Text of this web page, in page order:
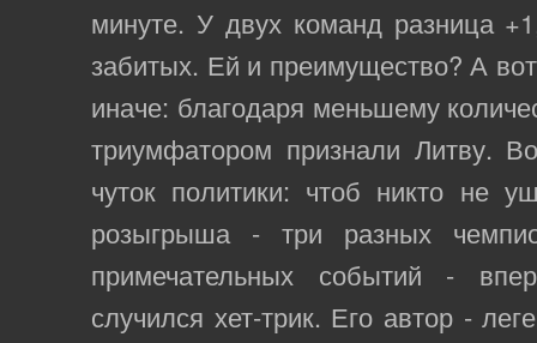
минуте. У двух команд разница
забитых. Ей и преимущество? А
иначе: благодаря меньшему
триумфатором признали Литву.
чуток политики: чтоб никто не
розыгрыша - три разных
примечательных событий -
случился хет-трик. Его автор -